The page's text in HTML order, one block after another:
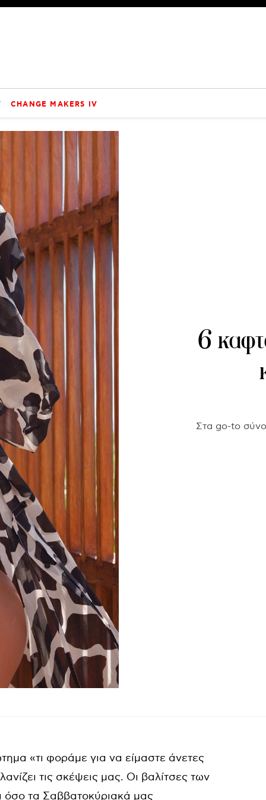
CHANGE MAKERS IV
6
Στα go-to
«τι φοράμε για να είμαστε άνετες
τις σκέψεις μας. Οι βαλίτσες των
όσο τα Σαββατοκύριακά μας